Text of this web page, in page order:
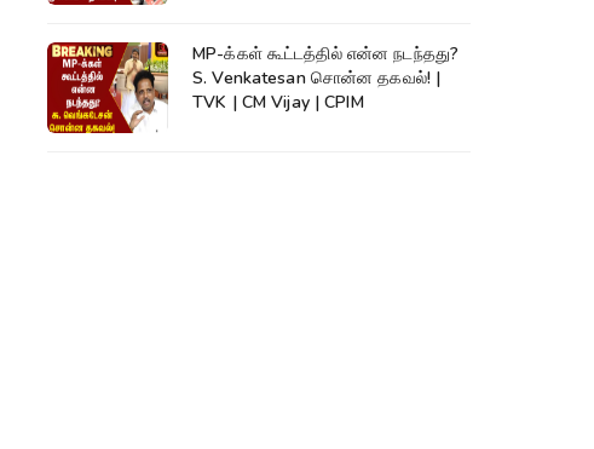
MP-க்கள் கூட்டத்தில் என்ன நடந்தது?
S. Venkatesan சொன்ன தகவல்! |
TVK | CM Vijay | CPIM